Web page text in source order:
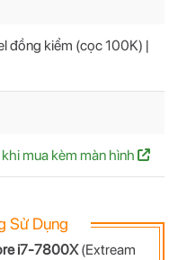
đồng kiểm (cọc 100K) |
mua kèm màn hình
Sử Dụng
i7-7800X(Extream